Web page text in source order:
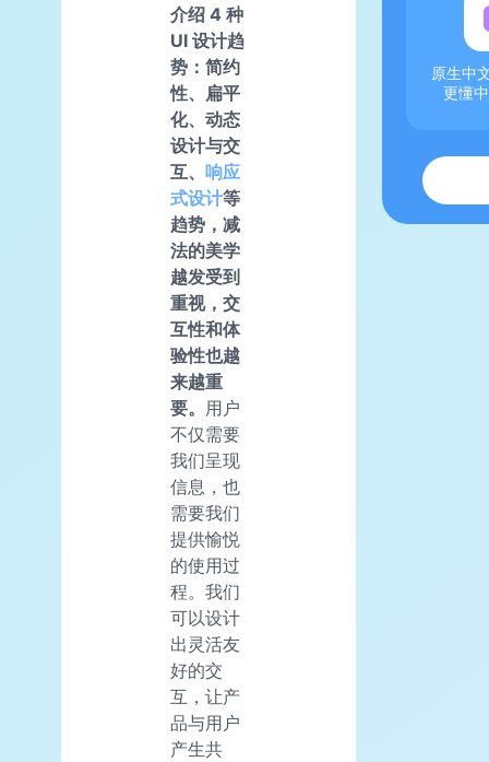
介绍 4 种
UI 设计趋
势：简约
性、扁平
化、动态
设计与交
互、 响应
式设计等
趋势，减
法的美学
越发受到
重视，交
互性和体
验性也越
来越重
要。 用户
不仅需要
我们呈现
信息，也
需要我们
提供愉悦
的使用过
程。我们
可以设计
出灵活友
好的交
互，让产
品与用户
产生共
原生中
更懂